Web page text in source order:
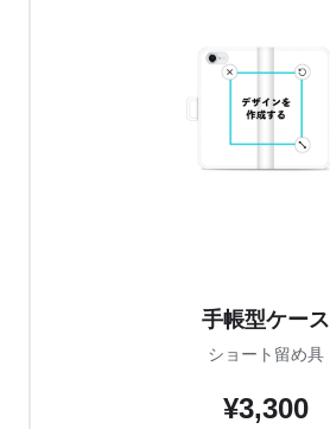
手帳型ケース
ショート留め具
¥3,300